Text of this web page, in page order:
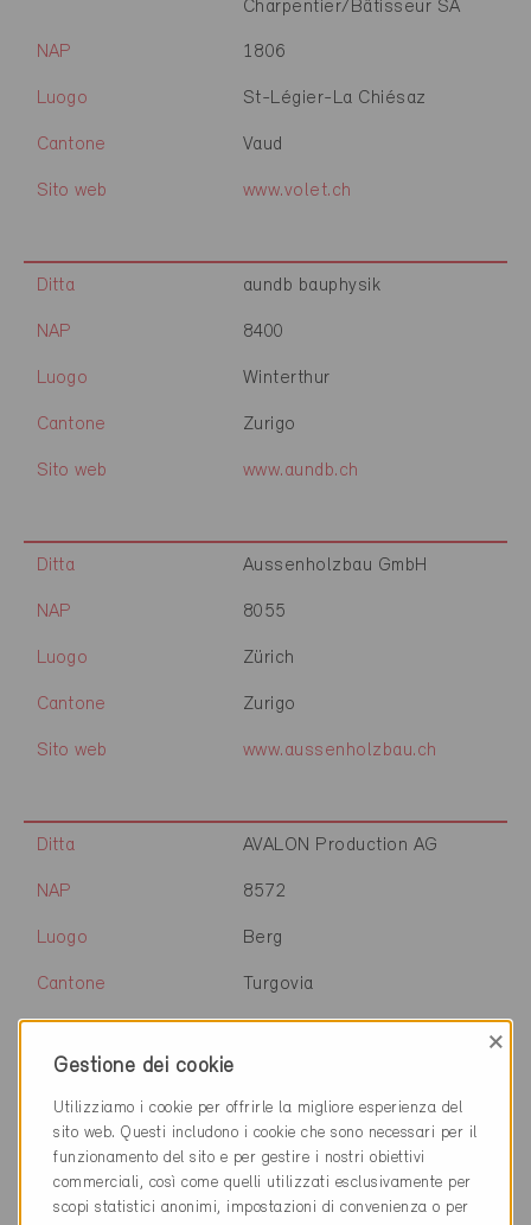
Charpentier/Bâtisseur SA
NAP 1806
Luogo St-Légier-La Chiésaz
Cantone Vaud
Sito web www.volet.ch
Ditta aundb bauphysik
NAP 8400
Luogo Winterthur
Cantone Zurigo
Sito web www.aundb.ch
Ditta Aussenholzbau GmbH
NAP 8055
Luogo Zürich
Cantone Zurigo
Sito web www.aussenholzbau.ch
Ditta AVALON Production AG
NAP 8572
Luogo Berg
Cantone Turgovia
Ditta Avanthey S.A.
1870
Luogo Monthey
Gestione dei cookie
×
Utilizziamo i cookie per offrirle la migliore esperienza del
sito web. Questi includono i cookie che sono necessari per il
funzionamento del sito e per gestire i nostri obiettivi
commerciali, così come quelli utilizzati esclusivamente per
scopi statistici anonimi, impostazioni di convenienza o per